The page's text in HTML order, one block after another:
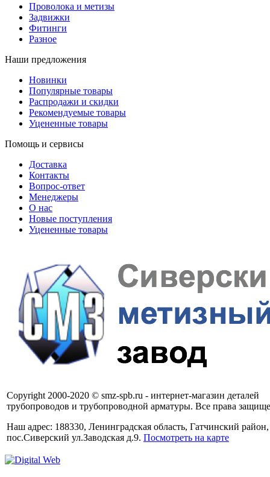
Проволока и метизы
Задвижки
Фитинги
Разное
Наши предложения
Новинки
Популярные товары
Распродажи и скидки
Рекомендуемые товары
Уцененные товары
Помощь и сервисы
Доставка
Контакты
Вопрос-ответ
Менеджеры
О нас
Новые поступления
Уцененные товары
Copyright 2000-2020 © smz-spb.ru - интернет-магазин деталей
трубопроводов и трубопроводной арматуры. Все права
Наш адрес: 188330, Ленинградская область, Гатчинский район,
пос.Сиверский ул.Заводская д.9. Посмотреть на карте